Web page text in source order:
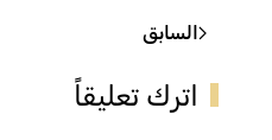
السابق
اترك تعليقاً